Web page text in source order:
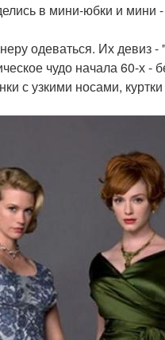
в мини-юбки и мини
одеваться. Их девиз -
чудо начала 60-х -
с узкими носами,